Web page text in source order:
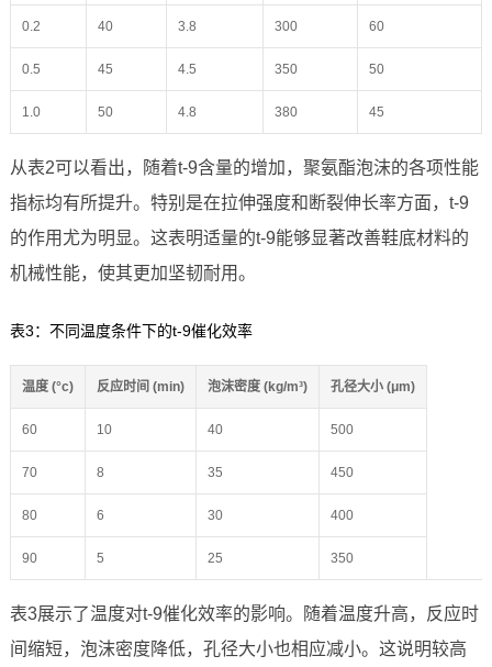
0.2 40 3.8 300 60
0.5 45 4.5 350 50
1.0 50 4.8 380 45
从表2可以看出，随着t-9含量的增加，聚氨酯泡沫的各项性能
指标均有所提升。特别是在拉伸强度和断裂伸长率方面，t-9
的作用尤为明显。这表明适量的t-9能够显著改善鞋底材料的
机械性能，使其更加坚韧耐用。
表3：不同温度条件下的t-9催化效率
温度 (°c) 反应时间 (min) 泡沫密度 (kg/m³) 孔径大小 (μm)
60 10 40 500
70 8 35 450
80 6 30 400
90 5 25 350
表3展示了温度对t-9催化效率的影响。随着温度升高，反应时
间缩短，泡沫密度降低，孔径大小也相应减小。这说明较高